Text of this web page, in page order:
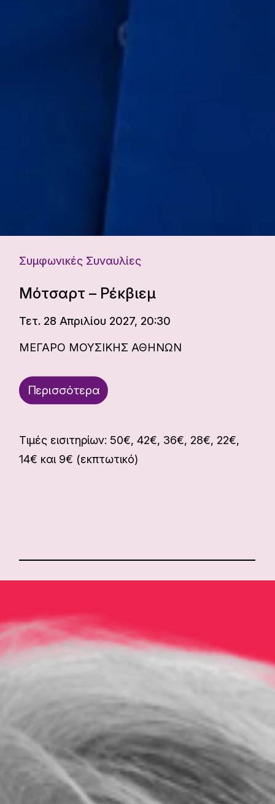
Συμφωνικές Συναυλίες
Μότσαρτ – Ρέκβιεμ
Τετ. 28 Απριλίου 2027, 20:30
ΜΕΓΑΡΟ ΜΟΥΣΙΚΗΣ ΑΘΗΝΩΝ
Περισσότερα
Τιμές εισιτηρίων: 50€, 42€, 36€, 28€, 22€,
14€ και 9€ (εκπτωτικό)